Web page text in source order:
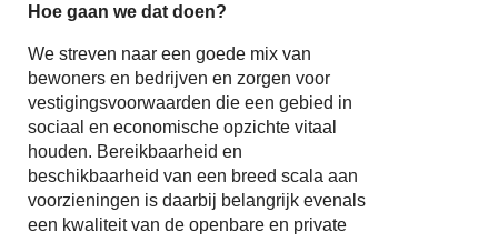
Hoe gaan we dat doen?
We streven naar een goede mix van
bewoners en bedrijven en zorgen voor
vestigingsvoorwaarden die een gebied in
sociaal en economische opzichte vitaal
houden. Bereikbaarheid en
beschikbaarheid van een breed scala aan
voorzieningen is daarbij belangrijk evenals
een kwaliteit van de openbare en private